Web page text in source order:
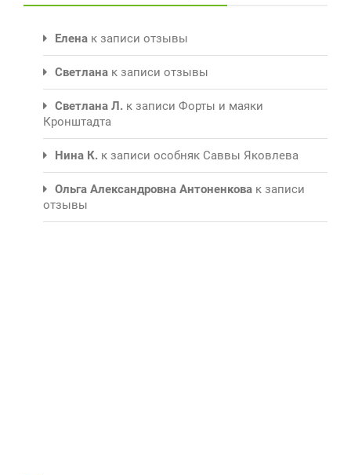
Елена к записи отзывы
Светлана к записи отзывы
Светлана Л. к записи Форты и маяки
Кронштадта
Нина К. к записи особняк Саввы Яковлева
Ольга Александровна Антоненкова к записи
отзывы